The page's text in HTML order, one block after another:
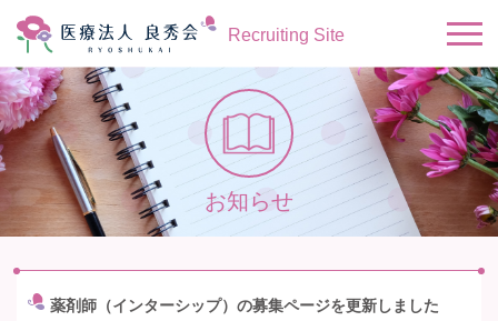
Recruiting Site
お知らせ
薬剤師（インターシップ）の募集ページを更新しました